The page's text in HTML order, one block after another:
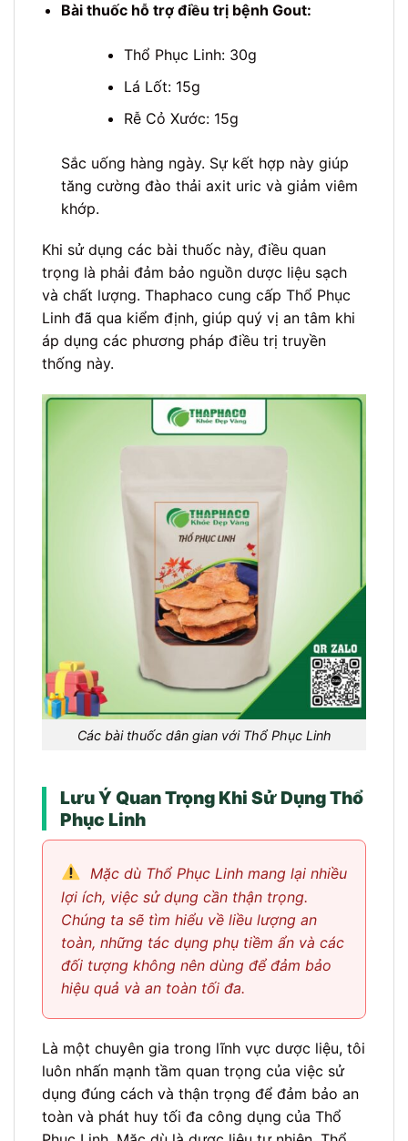
Bài thuốc hỗ trợ điều trị bệnh Gout:
Thổ Phục Linh: 30g
Lá Lốt: 15g
Rễ Cỏ Xước: 15g
Sắc uống hàng ngày. Sự kết hợp này giúp
tăng cường đào thải axit uric và giảm viêm
khớp.
Khi sử dụng các bài thuốc này, điều quan
trọng là phải đảm bảo nguồn dược liệu sạch
và chất lượng. Thaphaco cung cấp Thổ Phục
Linh đã qua kiểm định, giúp quý vị an tâm khi
áp dụng các phương pháp điều trị truyền
thống này.
Các bài thuốc dân gian với Thổ Phục Linh
Lưu Ý Quan Trọng Khi Sử Dụng Thổ
Phục Linh
Mặc dù Thổ Phục Linh mang lại nhiều
lợi ích, việc sử dụng cần thận trọng.
Chúng ta sẽ tìm hiểu về liều lượng an
toàn, những tác dụng phụ tiềm ẩn và các
đối tượng không nên dùng để đảm bảo
hiệu quả và an toàn tối đa.
Là một chuyên gia trong lĩnh vực dược liệu, tôi
luôn nhấn mạnh tầm quan trọng của việc sử
dụng đúng cách và thận trọng để đảm bảo an
toàn và phát huy tối đa công dụng của Thổ